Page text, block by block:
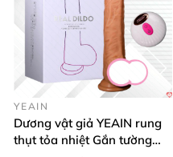
YEAIN
Dương vật giả YEAIN rung
thụt tỏa nhiệt Gắn tường